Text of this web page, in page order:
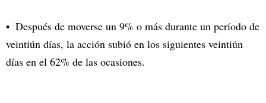
Después de moverse un 9% o más durante un período de
veintiún días, la acción subió en los siguientes veintiún
días en el 62% de las ocasiones.